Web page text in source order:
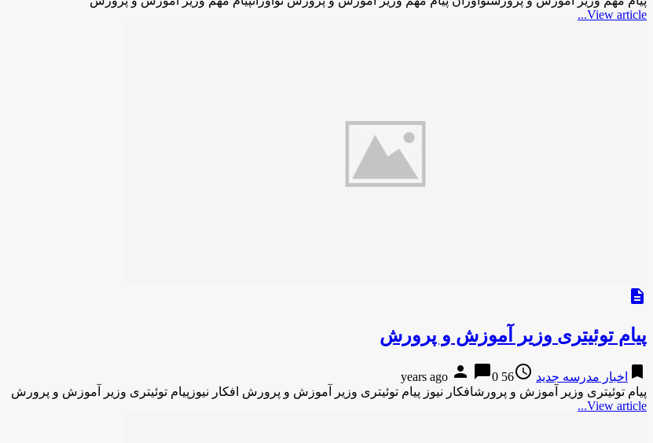
View article...
description
پیام توئیتری وزیر آموزش و پرورش
bookmark اخبار مدرسه جدید access_time
56 years ago
person chat_bubble0
پیام توئیتری وزیر آموزش و پرورشافکار نیوز پیام توئیتری وزیر آموزش و پرورش افکار نیوزپیام توئیتری وزیر آموزش و پرورش
View article...